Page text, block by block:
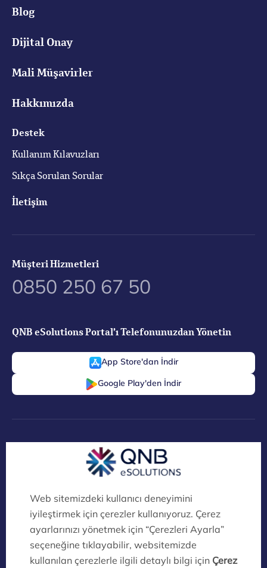
Blog
Dijital Onay
Mali Müşavirler
Hakkımızda
Destek
Kullanım Kılavuzları
Sıkça Sorulan Sorular
İletişim
Müşteri Hizmetleri
0850 250 67 50
QNB eSolutions Portal’ı Telefonunuzdan Yönetin
App Store'dan İndir
Google Play'den İndir
Dijital Köprü Ayrıcalıklarını Keşfedin!
QNB eSolutions Dijital Kanalları Artık
İklim Dostu!